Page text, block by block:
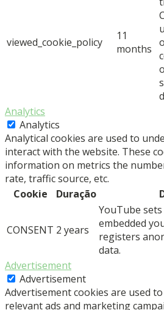
viewed_cookie_policy
11
months
Analytics
Analytics
Analytical cookies are used to
interact with the website. These
information on metrics the
rate, traffic source, etc.
Cookie
Duração
CONSENT 2 years
YouTube
embedded
registers
data.
Advertisement
Advertisement
Advertisement cookies are used
relevant ads and marketing